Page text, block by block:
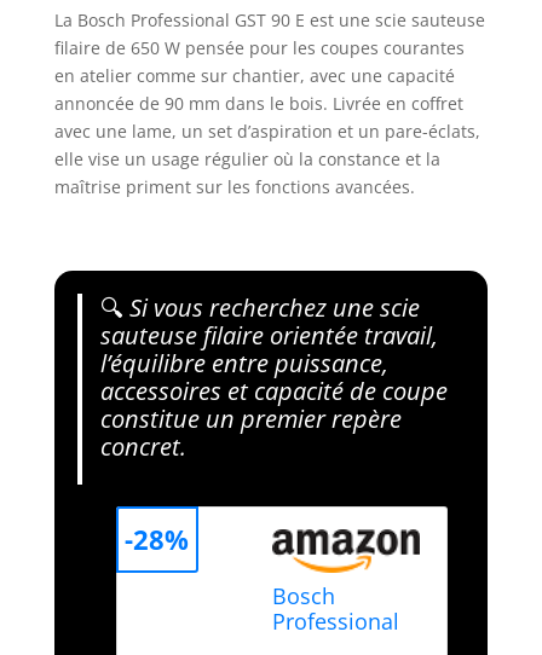
La Bosch Professional GST 90 E est une scie sauteuse
filaire de 650 W pensée pour les coupes courantes
en atelier comme sur chantier, avec une capacité
annoncée de 90 mm dans le bois. Livrée en coffret
avec une lame, un set d’aspiration et un pare-éclats,
elle vise un usage régulier où la constance et la
maîtrise priment sur les fonctions avancées.
🔍 Si vous recherchez une scie
sauteuse filaire orientée travail,
l’équilibre entre puissance,
accessoires et capacité de coupe
constitue un premier repère
concret.
Bosch
Professional
-28%